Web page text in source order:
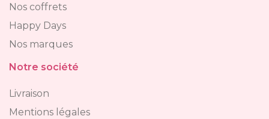
Nos coffrets
Happy Days
Nos marques
Notre société
Livraison
Mentions légales